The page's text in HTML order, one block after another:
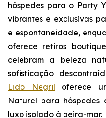
hóspedes para o Party
vibrantes e exclusivas
e espontaneidade,
oferece retiros boutique
celebram a beleza
sofisticação
Lido Negril oferece
Naturel para hóspedes
luxo isolado à beira-mar.